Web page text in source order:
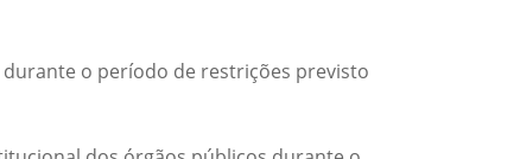
o período de restrições previsto